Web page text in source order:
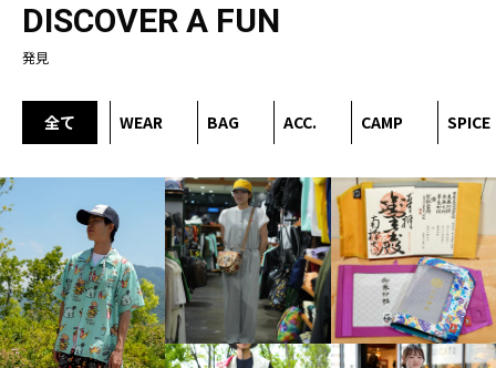
DISCOVER A FUN
発見
全て WEAR BAG ACC. CAMP SPICE